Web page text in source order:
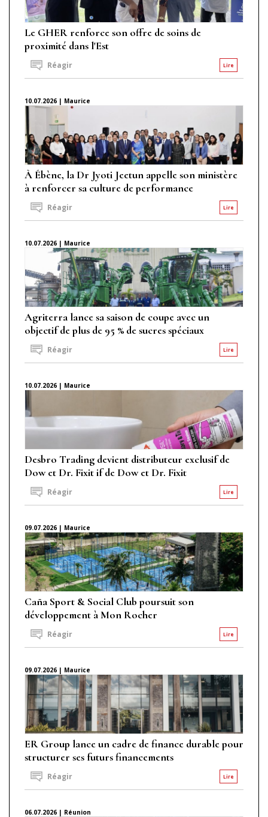
Le GHER renforce son offre de soins de
proximité dans l'Est
Lire
Réagir
10.07.2026 | Maurice
À Ébène, la Dr Jyoti Jeetun appelle son ministère
à renforcer sa culture de performance
Lire
Réagir
10.07.2026 | Maurice
Agriterra lance sa saison de coupe avec un
objectif de plus de 95 % de sucres spéciaux
Lire
Réagir
10.07.2026 | Maurice
Desbro Trading devient distributeur exclusif de
Dow et Dr. Fixit if de Dow et Dr. Fixit
Lire
Réagir
09.07.2026 | Maurice
Caña Sport & Social Club poursuit son
développement à Mon Rocher
Lire
Réagir
09.07.2026 | Maurice
ER Group lance un cadre de finance durable pour
structurer ses futurs financements
Lire
Réagir
06.07.2026 | Réunion